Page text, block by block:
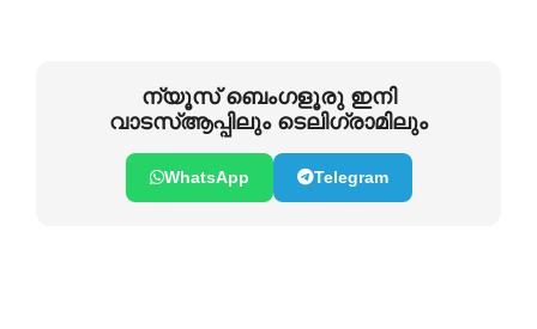
ന്യൂസ് ബെംഗളൂരു ഇനി
വാടസ്ആപ്പിലും ടെലിഗ്രാമിലും
WhatsApp Telegram